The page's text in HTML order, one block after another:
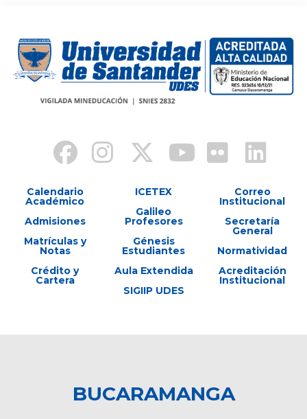
Calendario
Académico
Admisiones
Matrículas y
Notas
Crédito y
Cartera
ICETEX
Galileo
Profesores
Génesis
Estudiantes
Aula Extendida
SIGIIP UDES
Correo
Institucional
Secretaría
General
Normatividad
Acreditación
Institucional
BUCARAMANGA